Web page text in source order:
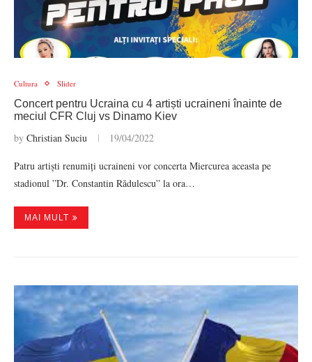
Cultura Slider
Concert pentru Ucraina cu 4 artiști ucraineni înainte de
meciul CFR Cluj vs Dinamo Kiev
by Christian Suciu 19/04/2022
Patru artiști renumiți ucraineni vor concerta Miercurea aceasta pe
stadionul ”Dr. Constantin Rădulescu” la ora…
MAI MULT